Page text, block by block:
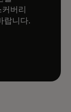
버리
랍니다.